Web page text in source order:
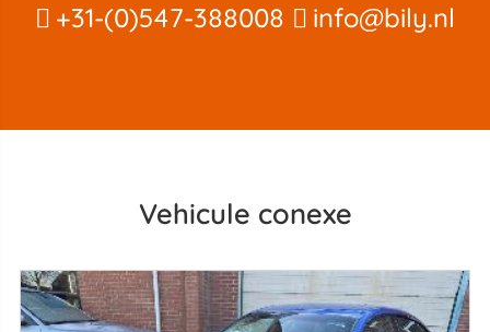
+31-(0)547-388008 info@bily.nl
Vehicule conexe